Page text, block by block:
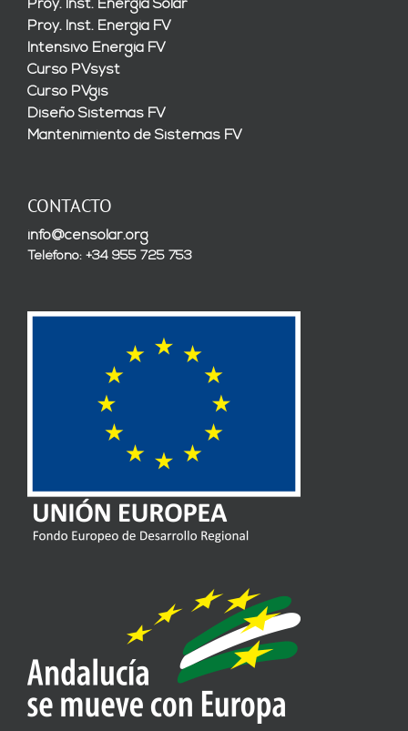
Proy. Inst. Energía Solar
Proy. Inst. Energía FV
Intensivo Energía FV
Curso PVsyst
Curso PVgis
Diseño Sistemas FV
Mantenimiento de Sistemas FV
CONTACTO
info@censolar.org
Teléfono: +34 955 725 753